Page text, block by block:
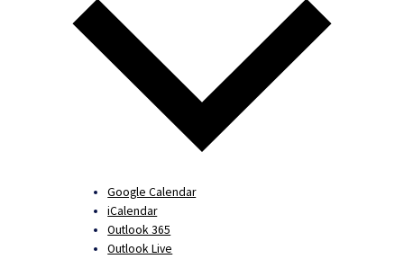
Google Calendar
iCalendar
Outlook 365
Outlook Live